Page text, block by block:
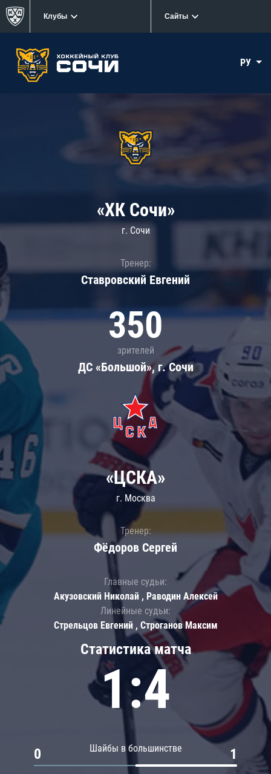
Клубы Сайты
РУ
«ХК Сочи»
г. Сочи
Тренер:
Ставровский Евгений
350
зрителей
ДС «Большой», г. Сочи
Статистика матча
1:4
Шайбы в большинстве
0 1
«ЦСКА»
г. Москва
Тренер:
Фёдоров Сергей
Главные судьи:
Акузовский Николай , Раводин Алексей
Линейные судьи:
Стрельцов Евгений , Строганов Максим